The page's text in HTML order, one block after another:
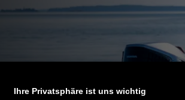
Ihre Privatsphäre ist uns wichtig